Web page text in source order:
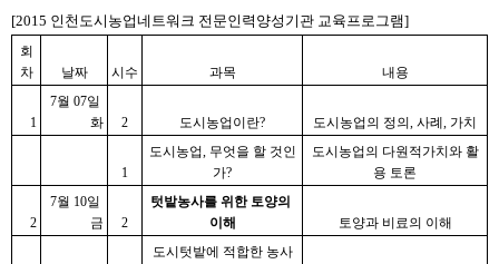
[2015 인천도시농업네트워크 전문인력양성기관 교육프로그램]
회
차
날짜 시수 과목 내용
1
7월 07일
화
2 도시농업이란? 도시농업의 정의, 사례, 가치
1
도시농업, 무엇을 할 것인
가?
도시농업의 다원적가치와 활
용 토론
2
7월 10일
금
2
텃밭농사를 위한 토양의
이해
토양과 비료의 이해
도시텃밭에 적합한 농사